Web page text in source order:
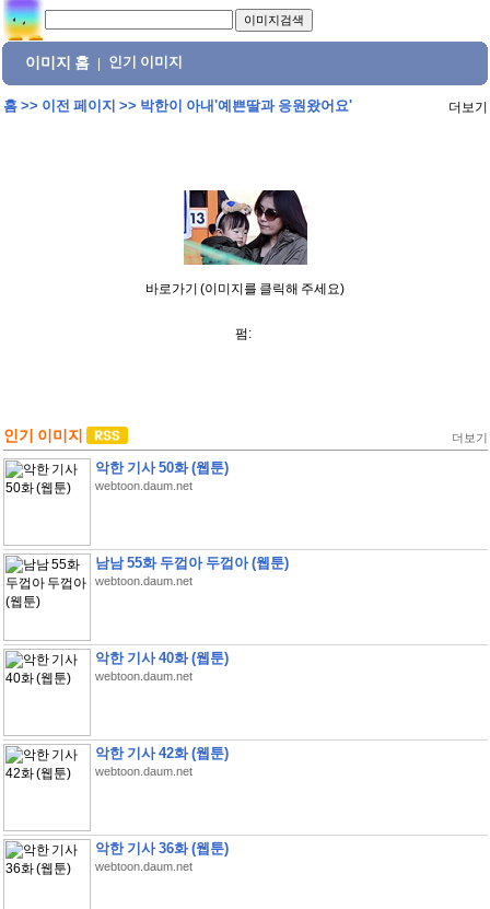
이미지 홈 인기 이미지
홈>> 이전 페이지 >> 박한이 아내'예쁜딸과 응원왔어요' 더보기
바로가기 (이미지를 클릭해 주세요)
펌:
인기 이미지 더보기
악한 기사 50화 (웹툰)
webtoon.daum.net
남남 55화 두껍아 두껍아 (웹툰)
webtoon.daum.net
악한 기사 40화 (웹툰)
webtoon.daum.net
악한 기사 42화 (웹툰)
webtoon.daum.net
악한 기사 36화 (웹툰)
webtoon.daum.net